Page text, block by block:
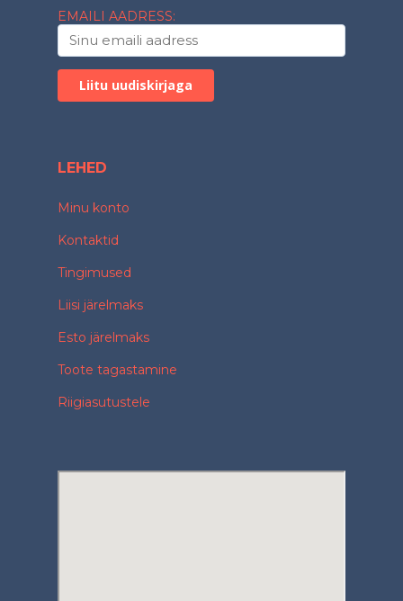
EMAILI AADRESS:
LEHED
Minu konto
Kontaktid
Tingimused
Liisi järelmaks
Esto järelmaks
Toote tagastamine
Riigiasutustele